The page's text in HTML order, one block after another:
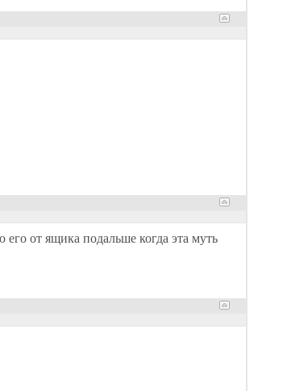
от ящика подальше когда эта муть